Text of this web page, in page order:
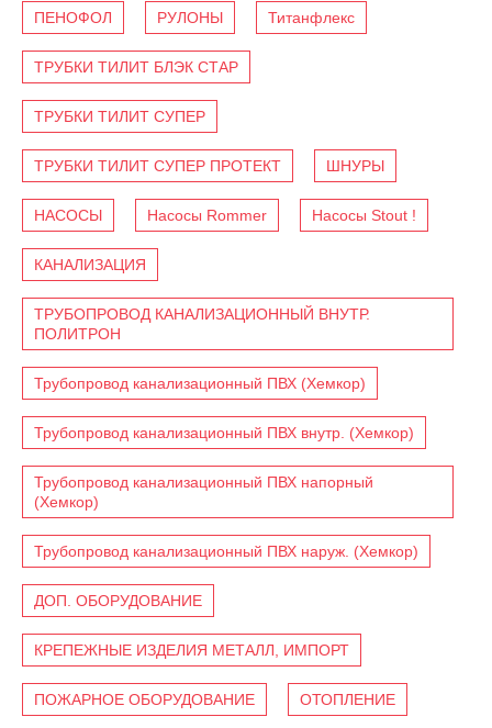
ПЕНОФОЛ РУЛОНЫ Титанфлекс
ТРУБКИ ТИЛИТ БЛЭК СТАР
ТРУБКИ ТИЛИТ СУПЕР
ТРУБКИ ТИЛИТ СУПЕР ПРОТЕКТ ШНУРЫ
НАСОСЫ Насосы Rommer Насосы Stout !
КАНАЛИЗАЦИЯ
ТРУБОПРОВОД КАНАЛИЗАЦИОННЫЙ ВНУТР.
ПОЛИТРОН
Трубопровод канализационный ПВХ (Хемкор)
Трубопровод канализационный ПВХ внутр. (Хемкор)
Трубопровод канализационный ПВХ напорный
(Хемкор)
Трубопровод канализационный ПВХ наруж. (Хемкор)
ДОП. ОБОРУДОВАНИЕ
КРЕПЕЖНЫЕ ИЗДЕЛИЯ МЕТАЛЛ, ИМПОРТ
ПОЖАРНОЕ ОБОРУДОВАНИЕ ОТОПЛЕНИЕ